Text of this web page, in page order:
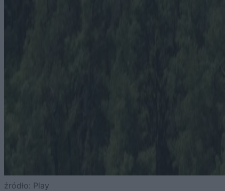
źródło: Play